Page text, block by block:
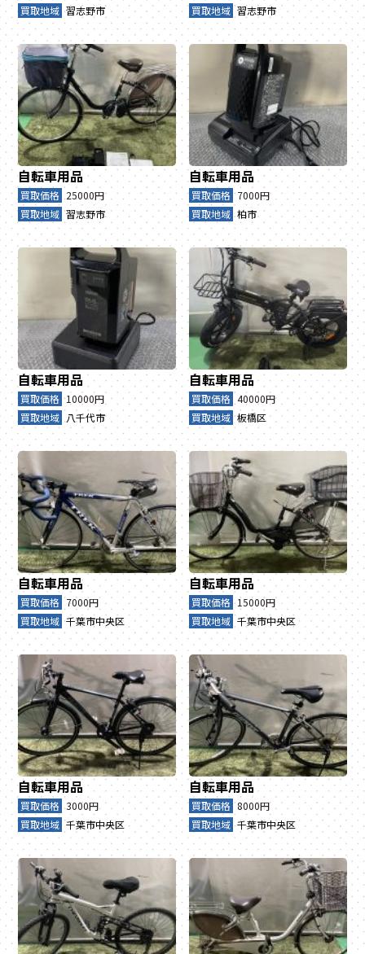
買取地域 習志野市
買取地域 習志野市
自転車用品
買取価格 25000円
買取地域 習志野市
自転車用品
買取価格 7000円
買取地域 柏市
自転車用品
買取価格 10000円
買取地域 八千代市
自転車用品
買取価格 40000円
買取地域 板橋区
自転車用品
買取価格 7000円
買取地域 千葉市中央区
自転車用品
買取価格 15000円
買取地域 千葉市中央区
自転車用品
買取価格 3000円
買取地域 千葉市中央区
自転車用品
買取価格 8000円
買取地域 千葉市中央区